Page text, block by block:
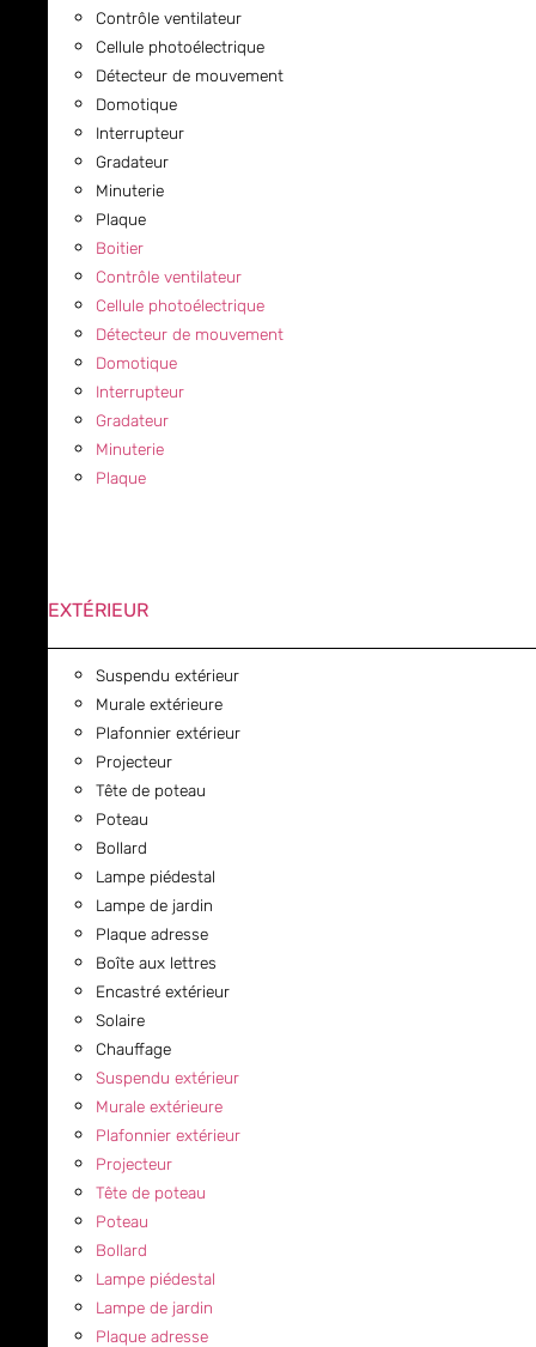
Contrôle ventilateur
Cellule photoélectrique
Détecteur de mouvement
Domotique
Interrupteur
Gradateur
Minuterie
Plaque
Boitier
Contrôle ventilateur
Cellule photoélectrique
Détecteur de mouvement
Domotique
Interrupteur
Gradateur
Minuterie
Plaque
EXTÉRIEUR
Suspendu extérieur
Murale extérieure
Plafonnier extérieur
Projecteur
Tête de poteau
Poteau
Bollard
Lampe piédestal
Lampe de jardin
Plaque adresse
Boîte aux lettres
Encastré extérieur
Solaire
Chauffage
Suspendu extérieur
Murale extérieure
Plafonnier extérieur
Projecteur
Tête de poteau
Poteau
Bollard
Lampe piédestal
Lampe de jardin
Plaque adresse